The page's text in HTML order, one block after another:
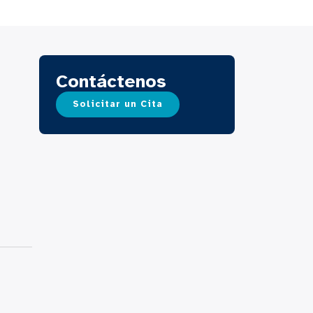
Contáctenos
Solicitar un Cita